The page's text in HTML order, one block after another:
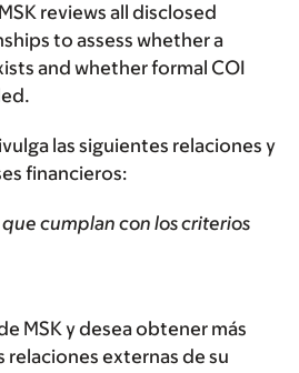
reviews all disclosed
to assess whether a
and whether formal COI
las siguientes relaciones y
financieros:
cumplan con los criterios
MSK y desea obtener más
relaciones externas de su